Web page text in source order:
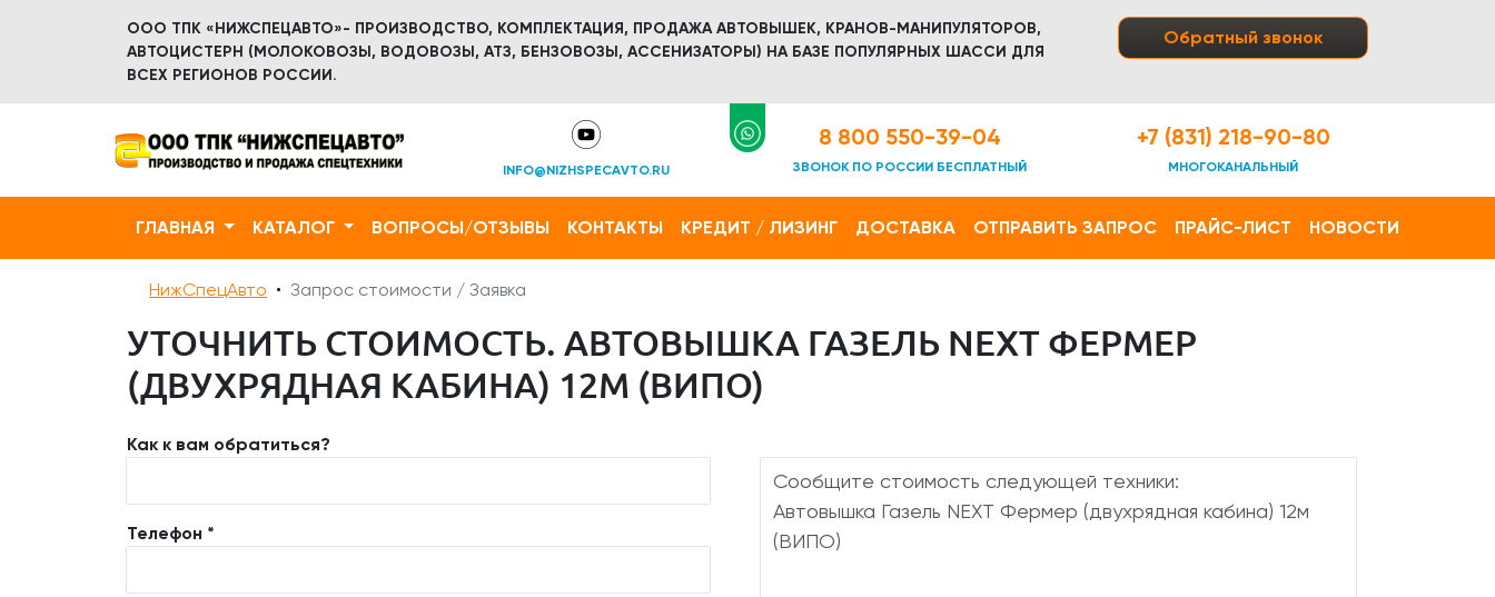
ООО ТПК «НИЖСПЕЦАВТО»- ПРОИЗВОДСТВО, КОМПЛЕКТАЦИЯ, ПРОДАЖА АВТОВЫШЕК, КРАНОВ-МАНИПУЛЯТОРОВ,
АВТОЦИСТЕРН (МОЛОКОВОЗЫ, ВОДОВОЗЫ, АТЗ, БЕНЗОВОЗЫ, АССЕНИЗАТОРЫ) НА БАЗЕ ПОПУЛЯРНЫХ ШАССИ ДЛЯ
ВСЕХ РЕГИОНОВ РОССИИ.
Обратный звонок
INFO@NIZHSPECAVTO.RU
8 800 550-39-04
ЗВОНОК ПО РОССИИ БЕСПЛАТНЫЙ
+7 (831) 218-90-80
МНОГОКАНАЛЬНЫЙ
ГЛАВНАЯ КАТАЛОГ ВОПРОСЫ/ОТЗЫВЫ КОНТАКТЫ КРЕДИТ / ЛИЗИНГ ДОСТАВКА ОТПРАВИТЬ ЗАПРОС ПРАЙС-ЛИСТ НОВОСТИ
НижСпецАвто Запрос стоимости / Заявка
УТОЧНИТЬ СТОИМОСТЬ. АВТОВЫШКА ГАЗЕЛЬ NEXT ФЕРМЕР
(ДВУХРЯДНАЯ КАБИНА) 12М (ВИПО)
Как к вам обратиться?
Телефон *